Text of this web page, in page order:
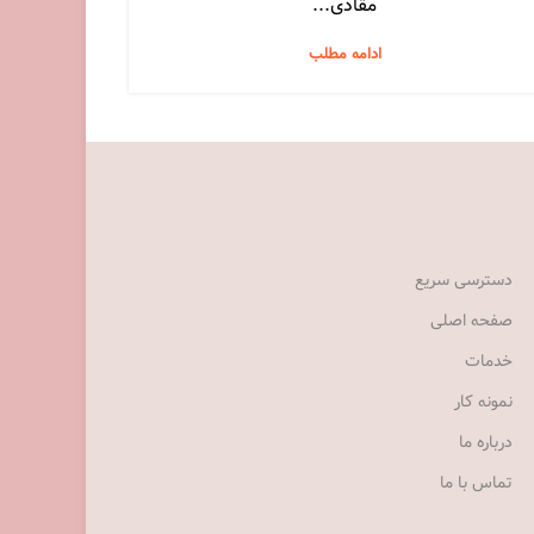
ادامه مطلب
دسترسی سریع
صفحه اصلی
خدمات
نمونه کار
درباره ما
تماس با ما